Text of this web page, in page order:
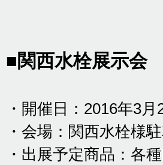
■関西水栓展示会
・開催日：2016年3月
・会場：関西水栓様
・出展予定商品：各